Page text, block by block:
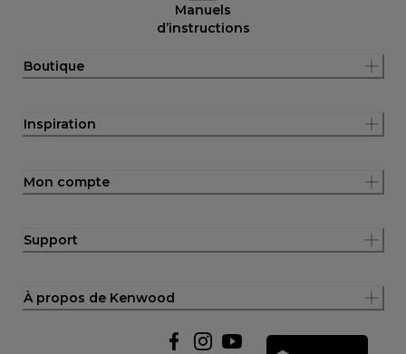
Manuels
d’instructions
Boutique
Inspiration
Mon compte
Support
À propos de Kenwood